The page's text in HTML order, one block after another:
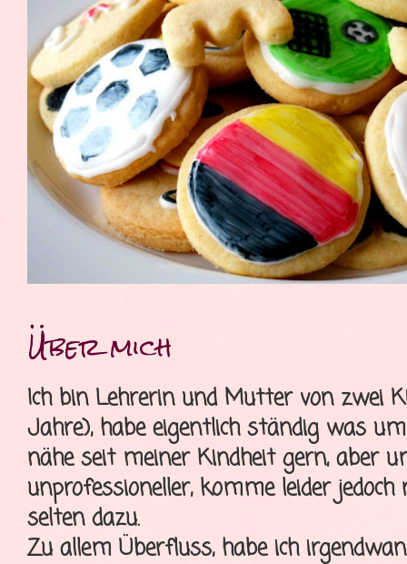
Über mich
Ich bin Lehrerin und Mutter von zwei
Jahre), habe eigentlich ständig was
nähe seit meiner Kindheit gern, aber
unprofessioneller, komme leider
selten dazu.
Zu allem Überfluss, habe ich